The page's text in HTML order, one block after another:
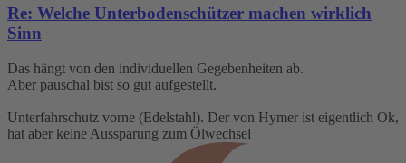
Re: Welche Unterbodenschützer machen wirklich
Sinn
Das hängt von den individuellen Gegebenheiten ab.
Aber pauschal bist so gut aufgestellt.
Unterfahrschutz vorne (Edelstahl). Der von Hymer ist eigentlich Ok,
hat aber keine Aussparung zum Ölwechsel